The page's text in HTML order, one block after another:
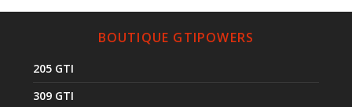
BOUTIQUE GTIPOWERS
205 GTI
309 GTI